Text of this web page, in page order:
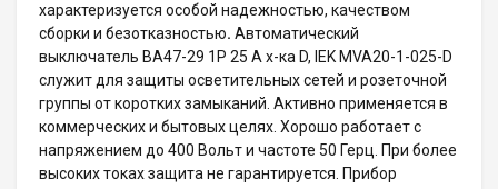
характеризуется особой надежностью, качеством
сборки и безотказностью. Автоматический
выключатель ВА47-29 1P 25 А х-ка D, IEK MVA20-1-025-D
служит для защиты осветительных сетей и розеточной
группы от коротких замыканий. Активно применяется в
коммерческих и бытовых целях. Хорошо работает с
напряжением до 400 Вольт и частоте 50 Герц. При более
высоких токах защита не гарантируется. Прибор